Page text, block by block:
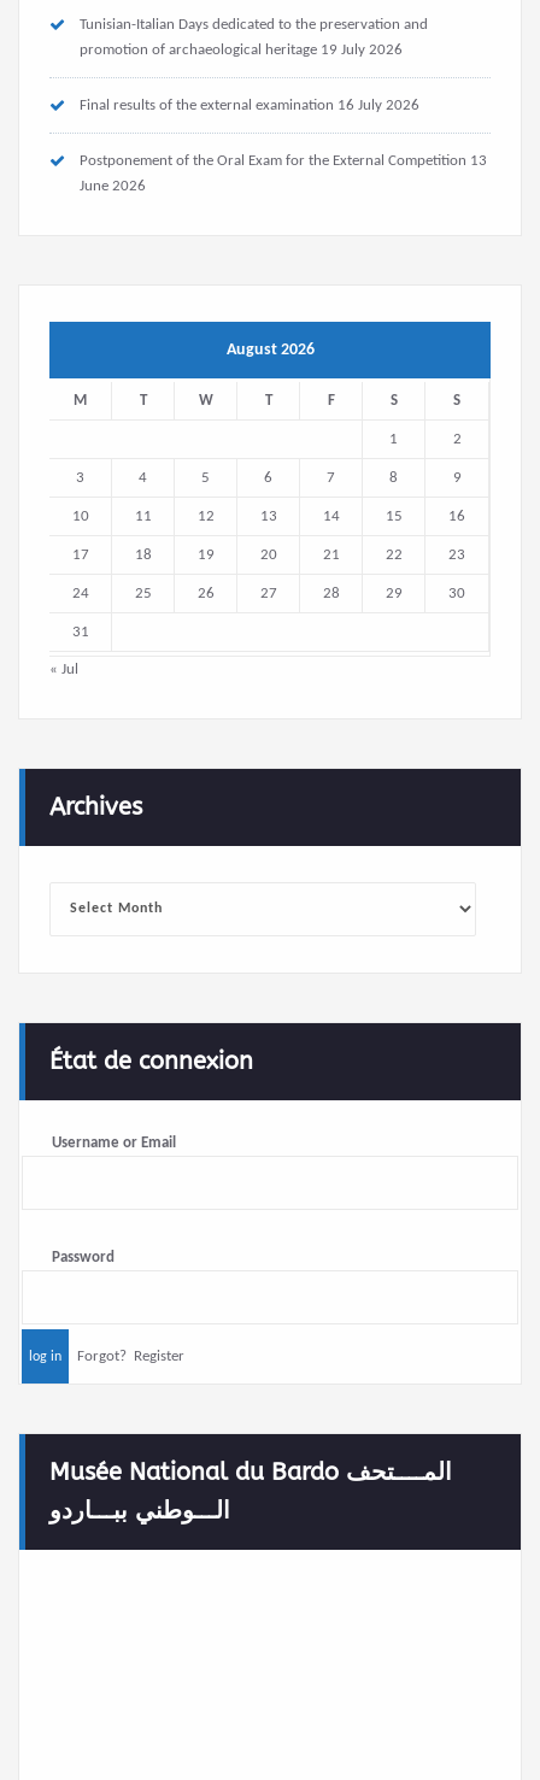
Tunisian-Italian Days dedicated to the preservation and
promotion of archaeological heritage 19 July 2026
Final results of the external examination 16 July 2026
Postponement of the Oral Exam for the External Competition 13
June 2026
August 2026
M T W T F S S
1 2
3 4 5 6 7 8 9
10 11 12 13 14 15 16
17 18 19 20 21 22 23
24 25 26 27 28 29 30
31
« Jul
Archives
État de connexion
Username or Email
Password
Forgot? Register
Musée National du Bardo المــــتحف
الـــوطني ببـــاردو